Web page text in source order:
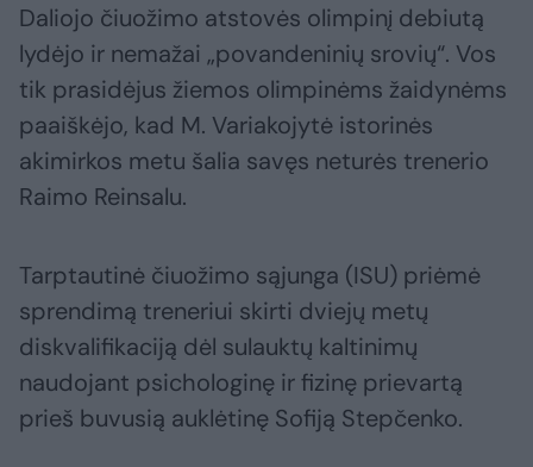
Daliojo čiuožimo atstovės olimpinį debiutą
lydėjo ir nemažai „povandeninių srovių“. Vos
tik prasidėjus žiemos olimpinėms žaidynėms
paaiškėjo, kad M. Variakojytė istorinės
akimirkos metu šalia savęs neturės trenerio
Raimo Reinsalu.
Tarptautinė čiuožimo sąjunga (ISU) priėmė
sprendimą treneriui skirti dviejų metų
diskvalifikaciją dėl sulauktų kaltinimų
naudojant psichologinę ir fizinę prievartą
prieš buvusią auklėtinę Sofiją Stepčenko.